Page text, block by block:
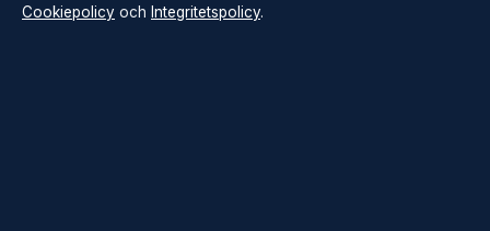
Cookiepolicy och Integritetspolicy.